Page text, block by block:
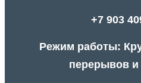
+7 903
Режим работы:
перерывов